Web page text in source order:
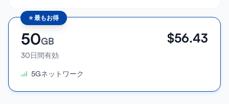
⭐最もお得
50GB
30日間有効
$56.43
5Gネットワーク